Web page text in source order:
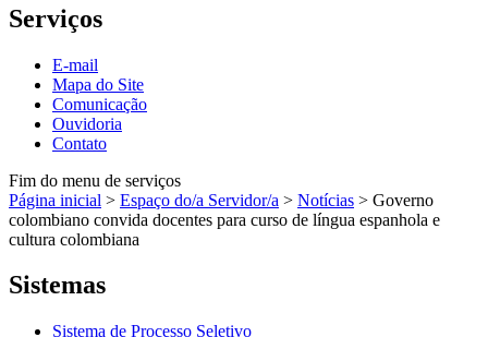
Serviços
E-mail
Mapa do Site
Comunicação
Ouvidoria
Contato
Fim do menu de serviços
Página inicial > Espaço do/a Servidor/a > Notícias > Governo
colombiano convida docentes para curso de língua espanhola e
cultura colombiana
Sistemas
Sistema de Processo Seletivo